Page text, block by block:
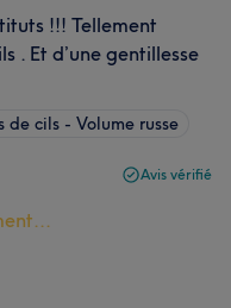
!!! Tellement
. Et d’une gentillesse
de cils - Volume russe
Avis vérifié